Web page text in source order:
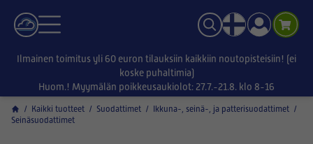
Ilmainen toimitus yli 60 euron tilauksiin kaikkiin noutopisteisiin! (ei
koske puhaltimia)
Huom.! Myymälän poikkeusaukiolot: 27.7.-21.8. klo 8-16
/ Kaikki tuotteet / Suodattimet / Ikkuna-, seinä-, ja patterisuodattimet /
Seinäsuodattimet